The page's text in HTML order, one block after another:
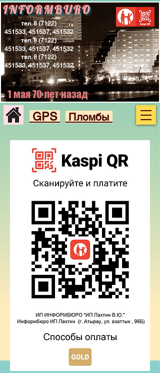
INFORMBURO
тел.8 (7122)
451533, 451537, 451532
тел.8 (7122)
451533, 451537, 451532
тел.8 (7122)
451533, 451537, 451532
GPS Пломбы
1 мая 70 лет назад